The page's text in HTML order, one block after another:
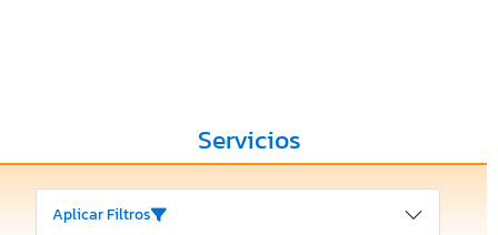
Servicios
Aplicar Filtros